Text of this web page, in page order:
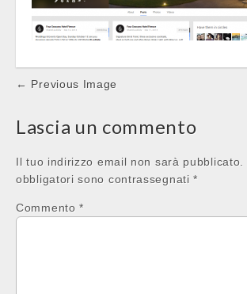
Post
← Previous Image
Lascia un commento
Il tuo indirizzo email non sarà pubblicato.
obbligatori sono contrassegnati*
Commento*